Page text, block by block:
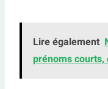
Lire également
prénoms